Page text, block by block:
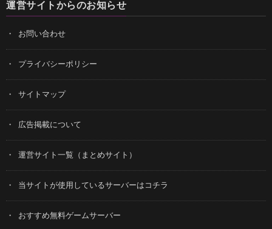
運営サイトからのお知らせ
お問い合わせ
プライバシーポリシー
サイトマップ
広告掲載について
運営サイト一覧（まとめサイト）
当サイトが使用しているサーバーはコチラ
おすすめ無料ゲームサーバー